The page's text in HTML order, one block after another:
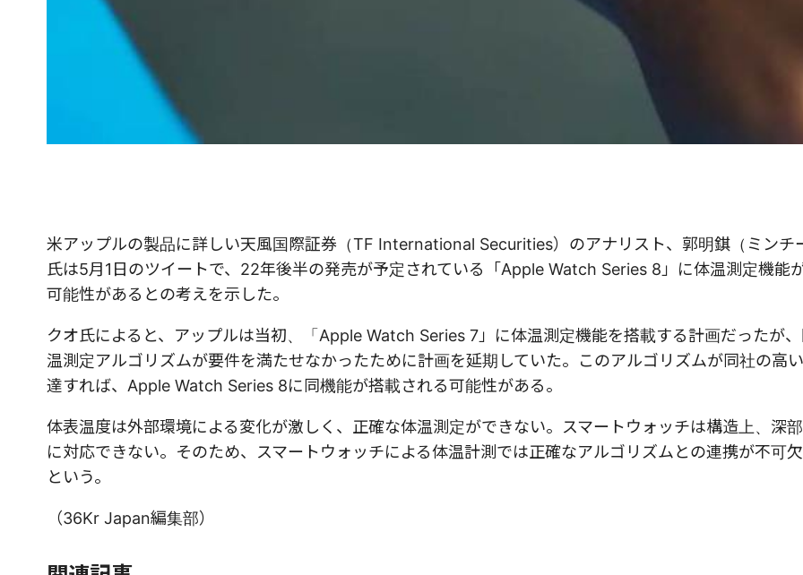
米アップルの製品に詳しい天風国際証券（TF International Securities）のアナリスト、郭明錤（ミンチ
氏は5月1日のツイートで、22年後半の発売が予定されている「Apple Watch Series 8」に体温測定機能
可能性があるとの考えを示した。
クオ氏によると、アップルは当初、「Apple Watch Series 7」に体温測定機能を搭載する計画だったが
温測定アルゴリズムが要件を満たせなかったために計画を延期していた。このアルゴリズムが同社の高
達すれば、Apple Watch Series 8に同機能が搭載される可能性がある。
体表温度は外部環境による変化が激しく、正確な体温測定ができない。スマートウォッチは構造上、深
に対応できない。そのため、スマートウォッチによる​​体温計測では正確なアルゴリズムとの連携が不可
という。
（36Kr Japan編集部）